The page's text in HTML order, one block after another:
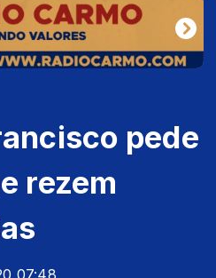
pede
rezem
07:48